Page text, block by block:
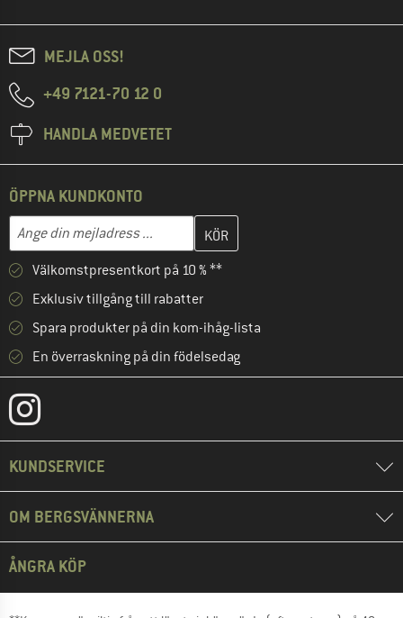
MEJLA OSS!
+49 7121-70 12 0
HANDLA MEDVETET
ÖPPNA KUNDKONTO
Mejladress
Skriv in din e-postadress här och skapa ditt kundkonto i nästa
Välkomstpresentkort på 10 % **
Exklusiv tillgång till rabatter
Spara produkter på din kom-ihåg-lista
En överraskning på din födelsedag
KUNDSERVICE
OM BERGSVÄNNERNA
ÅNGRA KÖP